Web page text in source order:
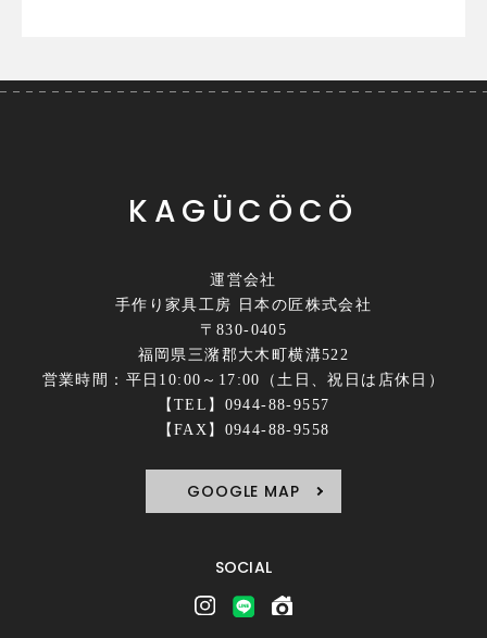
KAGÜCÖCÖ
運営会社
手作り家具工房 日本の匠株式会社
〒830-0405
福岡県三潴郡大木町横溝522
営業時間：平日10:00～17:00（土日、祝日は店休日）
【TEL】0944-88-9557
【FAX】0944-88-9558
GOOGLE MAP
SOCIAL